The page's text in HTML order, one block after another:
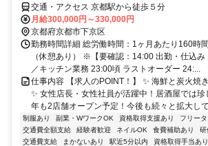
交通・アクセス 京都駅から徒歩５分
月給300,000円～330,000円
京都府京都市下京区
勤務時間詳細 総労働時間：1ヶ月あたり160時
（休憩あり） ※【要確認：14:00 出勤・仕込
／キッチン業務 23:00頃 ラストオーダー 24:...
仕事内容 【求人のPOINT！】 ✨ 海鮮と炭火焼
✨ 女性店長・女性社員が活躍中！居酒屋では珍
年も2店舗オープン予定！今後も続々と拡大し
制服あり 副業・WワークOK 資格取得支援あり フリー
交通費全額支給
経験者歓迎 ネイルOK 食費補助あり 研
交通費支給
まかないあり 駅近5分以内 資格取得手当あり